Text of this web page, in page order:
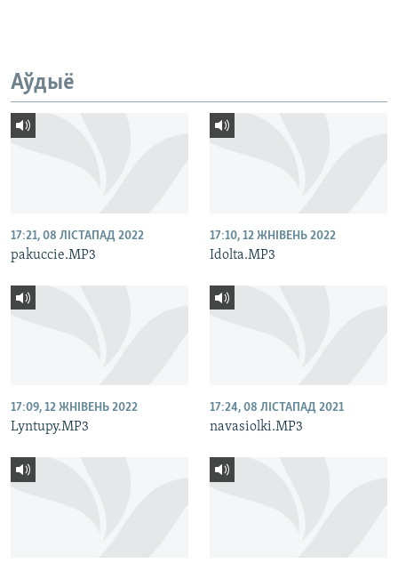
Аўдыё
17:21, 08 ЛІСТАПАД 2022
pakuccie.MP3
17:10, 12 ЖНІВЕНЬ 2022
Idolta.MP3
17:09, 12 ЖНІВЕНЬ 2022
Lyntupy.MP3
17:24, 08 ЛІСТАПАД 2021
navasiolki.MP3